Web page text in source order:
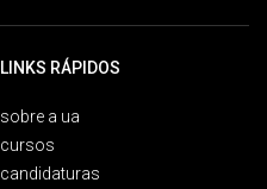
LINKS RÁPIDOS
sobre a ua
cursos
candidaturas